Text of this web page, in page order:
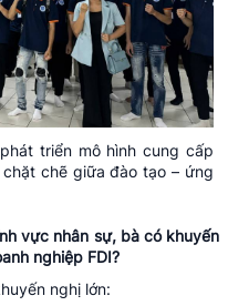
triển mô hình cung cấp
chẽ giữa đào tạo – ứng
vực nhân sự, bà có khuyến
nghiệp FDI?
nghị lớn: